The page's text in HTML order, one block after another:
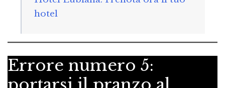
hotel
Errore numero 5: